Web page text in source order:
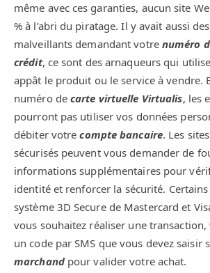
même avec ces garanties, aucun site
% à l’abri du piratage. Il y avait aussi
malveillants demandant votre numéro
crédit, ce sont des arnaqueurs qui
appât le produit ou le service à vendre.
numéro de carte virtuelle Virtualis, les
pourront pas utiliser vos données
débiter votrecompte bancaire. Les
sécurisés peuvent vous demander de
informations supplémentaires pour
identité et renforcer la sécurité.
système 3D Secure de Mastercard et
vous souhaitez réaliser une transaction,
un code par SMS que vous devez saisir
marchandpour valider votre achat.